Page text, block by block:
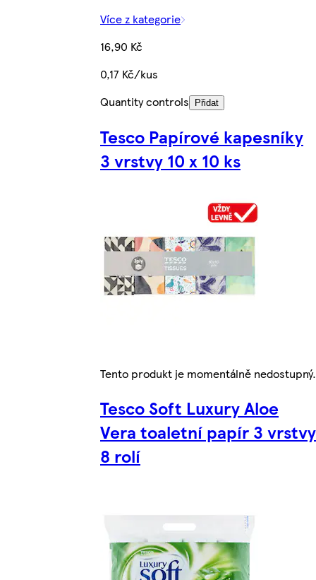
Více z kategorie
16,90 Kč
0,17 Kč/kus
Quantity controls
Přidat
Tesco Papírové kapesníky
3 vrstvy 10 x 10 ks
Tento produkt je momentálně nedostupný.
Tesco Soft Luxury Aloe
Vera toaletní papír 3 vrstvy
8 rolí